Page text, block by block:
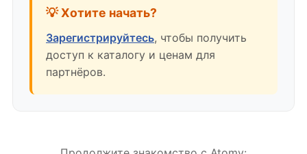
💡 Хотите начать?
Зарегистрируйтесь, чтобы получить
доступ к каталогу и ценам для
партнёров.